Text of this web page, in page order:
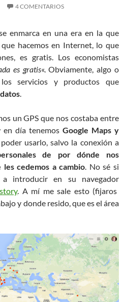
4 COMENTARIOS
enmarca en una era en la que
hacemos en Internet, lo que
es gratis. Los economistas
es gratis«. Obviamente, algo o
servicios y productos que
datos.
un GPS que nos costaba entre
día tenemos Google Maps y
usarlo, salvo la conexión a
de por dónde nos
les cedemos a cambio. No sé si
introducir en su navegador
. A mí me sale esto (fijaros
y donde resido, que es el área